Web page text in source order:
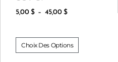
5,00 $ – 45,00 $
Choix Des Options